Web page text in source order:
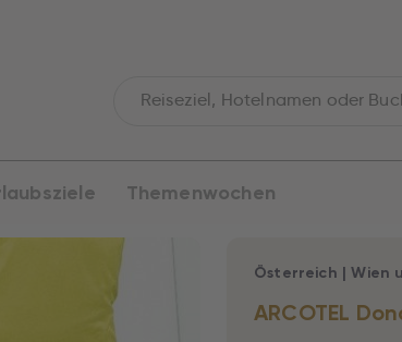
Themenwochen
ARCOTEL
Österreich |Wien